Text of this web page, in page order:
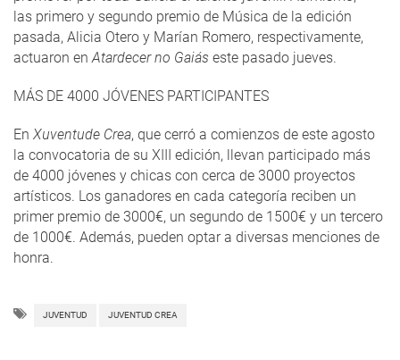
las primero y segundo premio de Música de la edición
pasada, Alicia Otero y Marían Romero, respectivamente,
actuaron enAtardecer no Gaiás este pasado jueves.
MÁS DE 4000 JÓVENES PARTICIPANTES
En Xuventude Crea, que cerró a comienzos de este agosto
la convocatoria de su XIII edición, llevan participado más
de 4000 jóvenes y chicas con cerca de 3000 proyectos
artísticos. Los ganadores en cada categoría reciben un
primer premio de 3000€, un segundo de 1500€ y un tercero
de 1000€. Además, pueden optar a diversas menciones de
honra.
JUVENTUD JUVENTUD CREA